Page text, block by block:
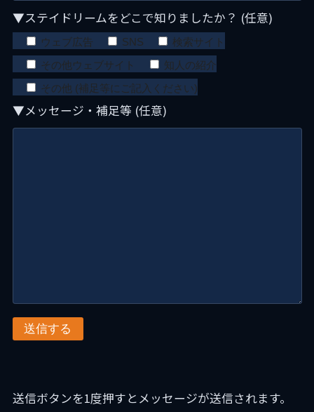
▼ステイドリームをどこで知りましたか？ (任意)
ウェブ広告 SNS
検索サイト
その他ウェブサイト
知人の紹介
その他 (補足等にご記入ください)
▼メッセージ・補足等 (任意)
送信する
送信ボタンを1度押すとメッセージが送信されます。